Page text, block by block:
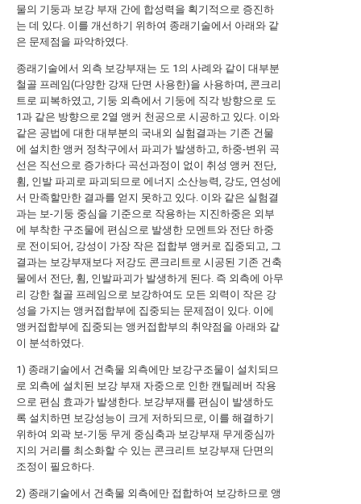
물의 기둥과 보강 부재 간에 합성력을 획기적으로 증진하
는 데 있다. 이를 개선하기 위하여 종래기술에서 아래와 같
은 문제점을 파악하였다.
종래기술에서 외측 보강부재는 도 1의 사례와 같이 대부분
철골 프레임(다양한 강재 단면 사용한)을 사용하며, 콘크리
트로 피복하였고, 기둥 외측에서 기둥에 직각 방향으로 도
1과 같은 방향으로 2열 앵커 천공으로 시공하고 있다. 이와
같은 공법에 대한 대부분의 국내외 실험결과는 기존 건물
에 설치한 앵커 정착구에서 파괴가 발생하고, 하중-변위 곡
선은 직선으로 증가하다 곡선과정이 없이 취성 앵커 전단,
휨, 인발 파괴로 파괴되므로 에너지 소산능력, 강도, 연성에
서 만족할만한 결과를 얻지 못하고 있다. 이와 같은 실험결
과는 보-기둥 중심을 기준으로 작용하는 지진하중은 외부
에 부착한 구조물에 편심으로 발생한 모멘트와 전단 하중
로 전이되어, 강성이 가장 작은 접합부 앵커로 집중되고, 그
결과는 보강부재보다 저강도 콘크리트로 시공된 기존 건축
물에서 전단, 휨, 인발파괴가 발생하게 된다. 즉 외측에 아무
리 강한 철골 프레임으로 보강하여도 모든 외력이 작은 강
성을 가지는 앵커접합부에 집중되는 문제점이 있다. 이에
앵커접합부에 집중되는 앵커접합부의 취약점을 아래와 같
이 분석하였다.
1) 종래기술에서 건축물 외측에만 보강구조물이 설치되므
로 외측에 설치된 보강 부재 자중으로 인한 캔틸레버 작용
으로 편심 효과가 발생한다. 보강부재를 편심이 발생하도
록 설치하면 보강성능이 크게 저하되므로, 이를 해결하기
위하여 외곽 보-기둥 무게 중심축과 보강부재 무게중심까
지의 거리를 최소화할 수 있는 콘크리트 보강부재 단면의
조정이 필요하다.
2) 종래기술에서 건축물 외측에만 접합하여 보강하므로 앵